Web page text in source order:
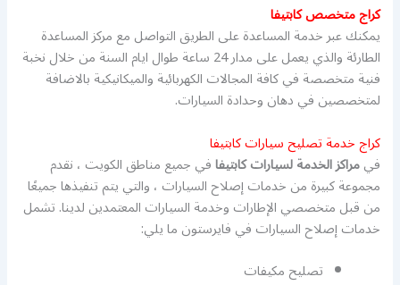
كراج متخصص كابتيفا
يمكنك عبر خدمة المساعدة على الطريق التواصل مع مركز المساعدة
الطارئة والذي يعمل على مدار 24 ساعة طوال ايام السنة من خلال نخبة
فنية متخصصة في كافة المجالات الكهربائية والميكانيكية بالاضافة
لمتخصصين في دهان وحدادة السيارات.
كراج خدمة تصليح سيارات كابتيفا
فيمراكز الخدمة لسيارات كابتيفافي جميع مناطق الكويت ، نقدم
مجموعة كبيرة من خدمات إصلاح السيارات ، والتي يتم تنفيذها جميعًا
من قبل متخصصي الإطارات وخدمة السيارات المعتمدين لدينا. تشمل
خدمات إصلاح السيارات في فايرستون ما يلي:
تصليح مكيفات